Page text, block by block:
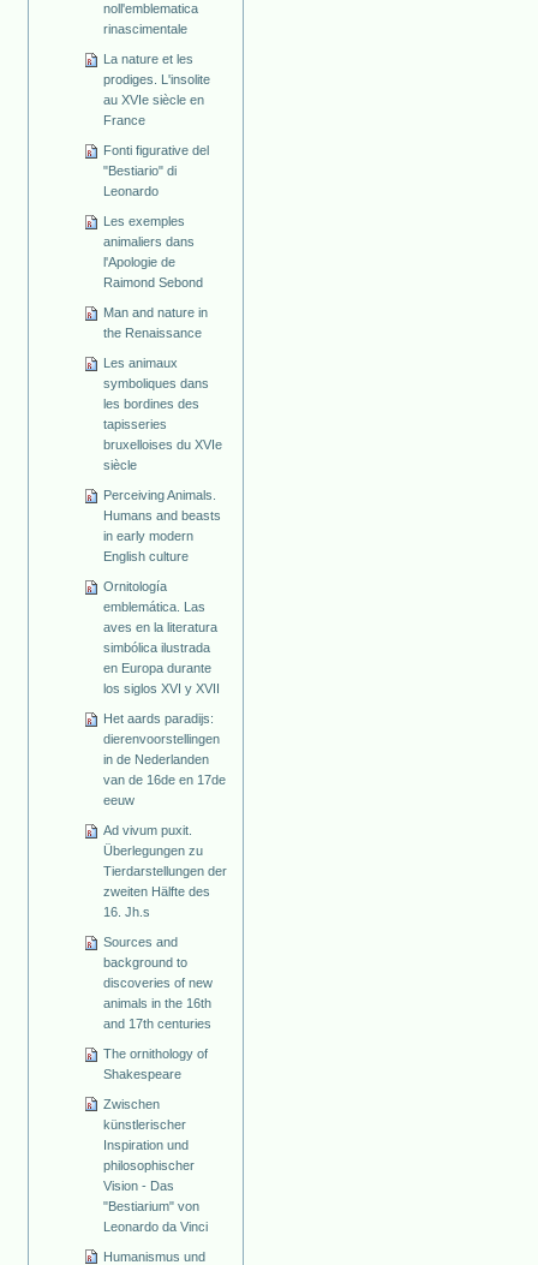
noll'emblematica
rinascimentale
La nature et les
prodiges. L'insolite
au XVIe siècle en
France
Fonti figurative del
"Bestiario" di
Leonardo
Les exemples
animaliers dans
l'Apologie de
Raimond Sebond
Man and nature in
the Renaissance
Les animaux
symboliques dans
les bordines des
tapisseries
bruxelloises du XVIe
siècle
Perceiving Animals.
Humans and beasts
in early modern
English culture
Ornitología
emblemática. Las
aves en la literatura
simbólica ilustrada
en Europa durante
los siglos XVI y XVII
Het aards paradijs:
dierenvoorstellingen
in de Nederlanden
van de 16de en 17de
eeuw
Ad vivum puxit.
Überlegungen zu
Tierdarstellungen der
zweiten Hälfte des
16. Jh.s
Sources and
background to
discoveries of new
animals in the 16th
and 17th centuries
The ornithology of
Shakespeare
Zwischen
künstlerischer
Inspiration und
philosophischer
Vision - Das
"Bestiarium" von
Leonardo da Vinci
Humanismus und